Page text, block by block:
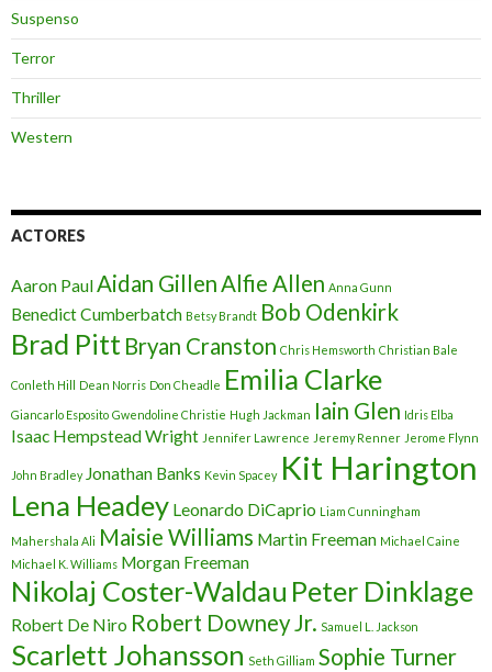
Suspenso
Terror
Thriller
Western
ACTORES
Aaron Paul Aidan Gillen Alfie Allen Anna Gunn
Benedict Cumberbatch Betsy Brandt Bob Odenkirk
Brad Pitt Bryan Cranston Chris Hemsworth Christian Bale
Conleth Hill Dean Norris Don Cheadle Emilia Clarke
Giancarlo Esposito Gwendoline Christie Hugh Jackman Iain Glen Idris Elba
Isaac Hempstead Wright Jennifer Lawrence Jeremy Renner Jerome Flynn
John Bradley Jonathan Banks Kevin Spacey Kit Harington
Lena Headey Leonardo DiCaprio Liam Cunningham
Mahershala Ali Maisie Williams Martin Freeman Michael Caine
Michael K. Williams Morgan Freeman
Nikolaj Coster-Waldau Peter Dinklage
Robert De Niro Robert Downey Jr. Samuel L. Jackson
Scarlett Johansson Seth Gilliam Sophie Turner